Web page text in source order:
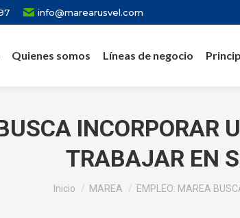
info@marearusvel.com
Quienes somos Líneas de negocio
INCORPORAR
TRABAJAR EN
Estás aquí:
Inicio MAREA EMPLEO: MAREA